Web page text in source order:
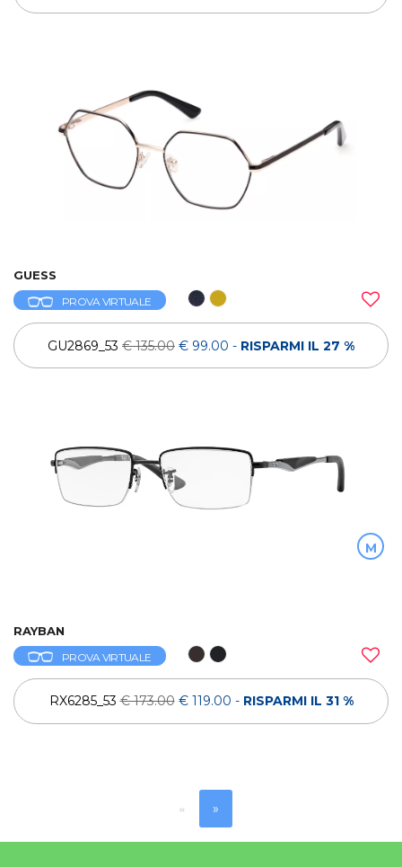
GUESS
PROVA VIRTUALE
GU2869_53 € 135.00 € 99.00 - RISPARMI IL 27 %
M
RAYBAN
PROVA VIRTUALE
RX6285_53€ 173.00 € 119.00 - RISPARMI IL 31 %
« »